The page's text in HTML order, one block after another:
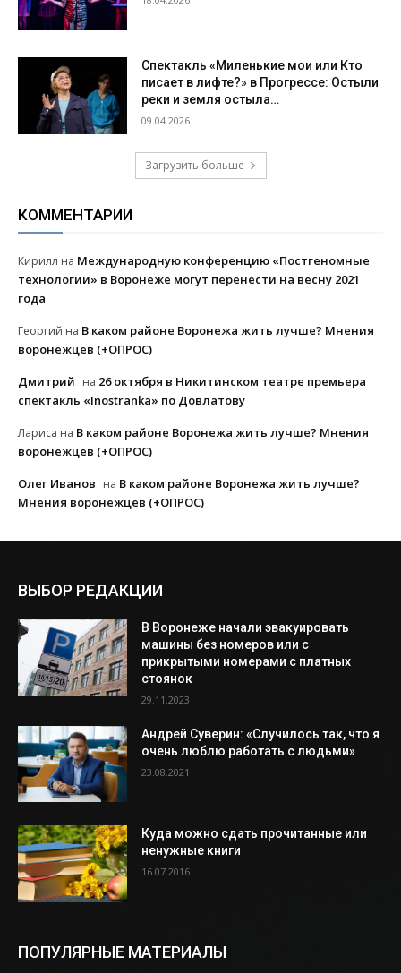
Спектакль «Миленькие мои или Кто
писает в лифте?» в Прогрессе: Остыли
реки и земля остыла…
09.04.2026
Загрузить больше
КОММЕНТАРИИ
Кирилл на Международную конференцию «Постгеномные
технологии» в Воронеже могут перенести на весну 2021
года
Георгий на В каком районе Воронежа жить лучше? Мнения
воронежцев (+ОПРОС)
Дмитрий на 26 октября в Никитинском театре премьера
спектакль «Inostranka» по Довлатову
Лариса на В каком районе Воронежа жить лучше? Мнения
воронежцев (+ОПРОС)
Олег Иванов на В каком районе Воронежа жить лучше?
Мнения воронежцев (+ОПРОС)
ВЫБОР РЕДАКЦИИ
В Воронеже начали эвакуировать
машины без номеров или с
прикрытыми номерами с платных
стоянок
29.11.2023
Андрей Суверин: «Случилось так, что я
очень люблю работать с людьми»
23.08.2021
Куда можно сдать прочитанные или
ненужные книги
16.07.2016
ПОПУЛЯРНЫЕ МАТЕРИАЛЫ